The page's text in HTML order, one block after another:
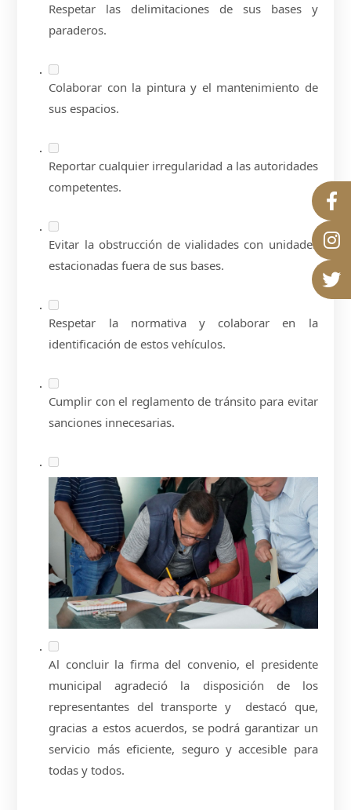
Respetar las delimitaciones de sus bases y
paraderos.
Colaborar con la pintura y el mantenimiento de
sus espacios.
Reportar cualquier irregularidad a las autoridades
competentes.
Evitar la obstrucción de vialidades con unidades
estacionadas fuera de sus bases.
Respetar la normativa y colaborar en la
identificación de estos vehículos.
Cumplir con el reglamento de tránsito para evitar
sanciones innecesarias.
Al concluir la firma del convenio, el presidente
municipal agradeció la disposición de los
representantes del transporte y destacó que,
gracias a estos acuerdos, se podrá garantizar un
servicio más eficiente, seguro y accesible para
todas y todos.